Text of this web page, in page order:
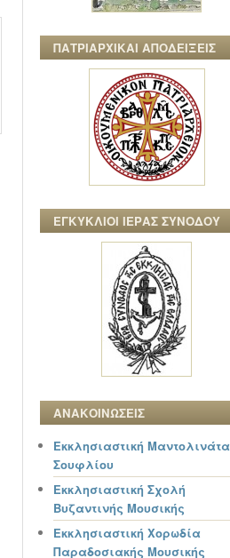
ΠΑΤΡΙΑΡΧΙΚΑΙ ΑΠΟΔΕΙΞΕΙΣ
ΕΓΚΥΚΛΙΟΙ ΙΕΡΑΣ ΣΥΝΟΔΟΥ
ΑΝΑΚΟΙΝΩΣΕΙΣ
Εκκλησιαστική Μαντολινάτα
Σουφλίου
Εκκλησιαστική Σχολή
Βυζαντινής Μουσικής
Εκκλησιαστική Χορωδία
Παραδοσιακής Μουσικής